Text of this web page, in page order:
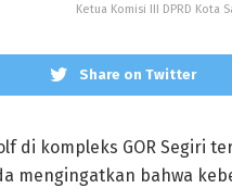
Ketua Komisi III DPRD Kota
Share on Twitter
di kompleks GOR Segiri
mengingatkan bahwa